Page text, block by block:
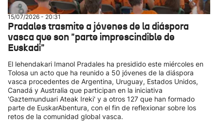
15/07/2026 - 20:31
Pradales trasmite a jóvenes de la diáspora
vasca que son "parte imprescindible de
Euskadi"
El lehendakari Imanol Pradales ha presidido este miércoles en
Tolosa un acto que ha reunido a 50 jóvenes de la diáspora
vasca procedentes de Argentina, Uruguay, Estados Unidos,
Canadá y Australia que participan en la iniciativa
'Gaztemunduari Ateak Ireki' y a otros 127 que han formado
parte de EuskarAbentura, con el fin de reflexionar sobre los
retos de la comunidad global vasca.